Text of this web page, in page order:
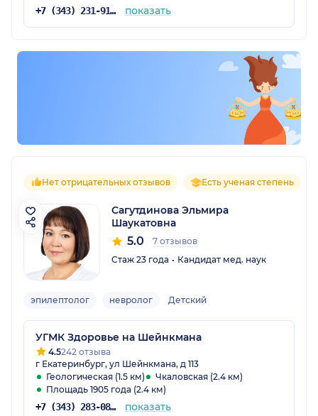
+7 (343) 231-91-00 показать
Нет отрицательных отзывов Есть ученая степень
Сагутдинова Эльмира
Шаукатовна
5.0
7 отзывов
Стаж 23 года
Кандидат мед. наук
эпилептолог невролог Детский
УГМК Здоровье на Шейнкмана
4.5242 отзыва
г Екатеринбург, ул Шейнкмана, д 113
Геологическая (1.5 км)
Чкаловская (2.4 км)
Площадь 1905 года (2.4 км)
+7 (343) 283-08-08 показать